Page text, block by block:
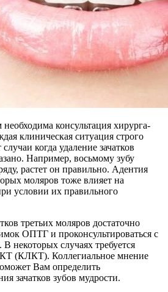
консультация хирурга-
клиническая ситуация строго
когда удаление зачатков
Например, восьмому зубу
растет он правильно. Адентия
моляров тоже влияет на
условии их правильного
третьих моляров достаточно
ОПТГ и проконсультироваться с
некоторых случаях требуется
КТ (КЛКТ). Коллегиальное мнение
Вам определить
зачатков зубов мудрости.